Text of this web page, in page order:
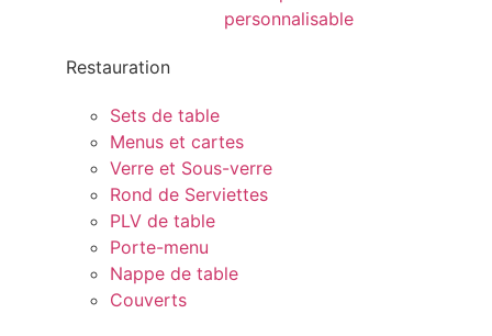
Restauration
Sets de table
Menus et cartes
Verre et Sous-verre
Rond de Serviettes
PLV de table
Porte-menu
Nappe de table
Couverts